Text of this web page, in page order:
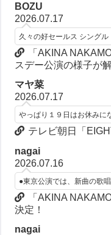
BOZU
2026.07.17
久々の好セールス シングル
「AKINA
スデー公演の様子が
マヤ菜
2026.07.17
やっぱり１９日はお休みに
テレビ朝日「
nagai
2026.07.16
●東京公演では、新曲の歌
「AKINA
決定！
nagai